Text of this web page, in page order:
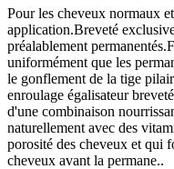
Pour les cheveux normaux
application.Breveté
préalablement
uniformément que les
le gonflement de la tige
enroulage égalisateur
d'une combinaison
naturellement avec des
porosité des cheveux et qui
cheveux avant la permane..